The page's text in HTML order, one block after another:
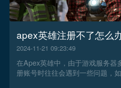
2024-11-21 09:23:49
在Apex英雄中，由于游戏服务器
册账号时往往会遇到一些问题，